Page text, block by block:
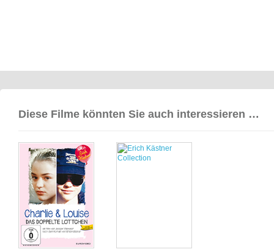
Diese Filme könnten Sie auch interessieren …